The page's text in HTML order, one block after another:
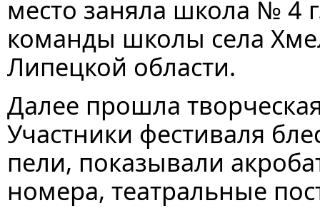
место заняла школа № 4
команды школы села
Липецкой области.
Далее прошла
Участники фестиваля
пели, показывали
номера, театральные